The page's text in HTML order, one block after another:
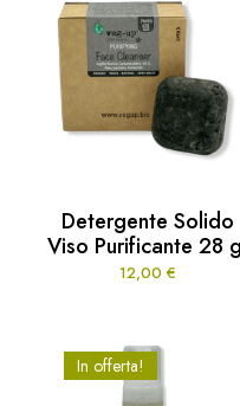
Detergente Solido
Viso Purificante 28
12,00 €
In offerta!